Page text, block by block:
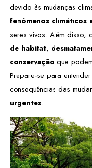
devido às mudanças
fenômenos climáticos
seres vivos. Além disso,
de habitat,
conservação que
Prepare-se para
consequências das
urgentes.